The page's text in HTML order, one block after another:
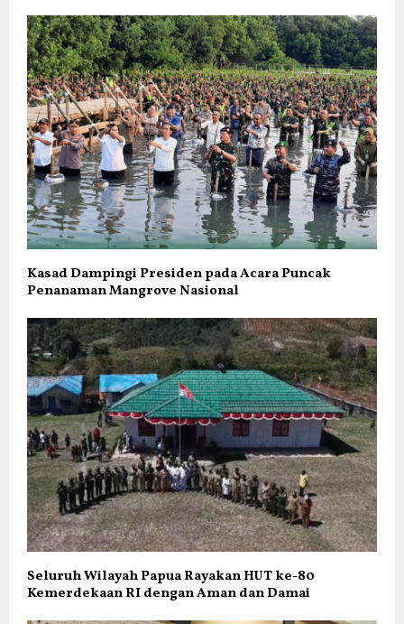
Kasad Dampingi Presiden pada Acara Puncak
Penanaman Mangrove Nasional
Seluruh Wilayah Papua Rayakan HUT ke-80
Kemerdekaan RI dengan Aman dan Damai